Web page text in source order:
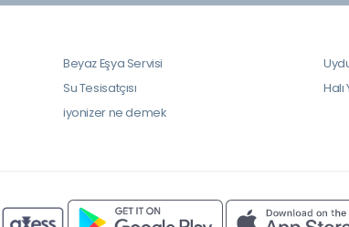
Beyaz Eşya Servisi
Su Tesisatçısı
Halı
iyonizer ne demek